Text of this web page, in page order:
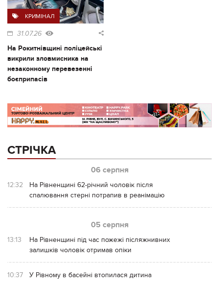
КРИМІНАЛ
31.07.26
На Рокитнівщині поліцейські
викрили зловмисника на
незаконному перевезенні
боєприпасів
СТРІЧКА
06 серпня
12:32
На Рівненщині 62-річний чоловік після
спалювання стерні потрапив в реанімацію
05 серпня
13:13
На Рівненщині під час пожежі післяжнивних
залишків чоловік отримав опіки
10:37 У Рівному в басейні втопилася дитина